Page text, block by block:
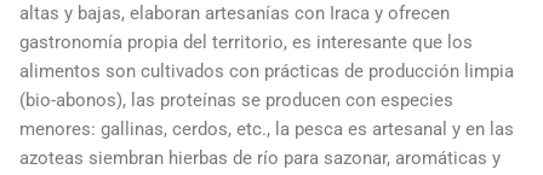
altas y bajas, elaboran artesanías con Iraca y ofrecen
gastronomía propia del territorio, es interesante que los
alimentos son cultivados con prácticas de producción limpia
(bio-abonos), las proteínas se producen con especies
menores: gallinas, cerdos, etc., la pesca es artesanal y en las
azoteas siembran hierbas de río para sazonar, aromáticas y